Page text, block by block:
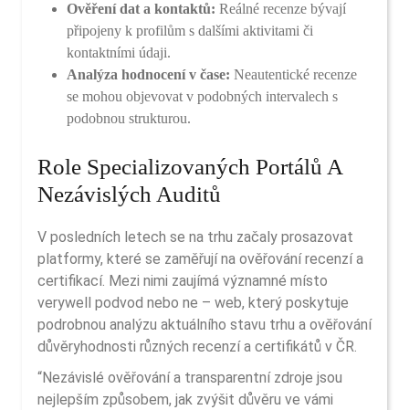
Ověření dat a kontaktů: Reálné recenze bývají
připojeny k profilům s dalšími aktivitami či
kontaktními údaji.
Analýza hodnocení v čase: Neautentické recenze
se mohou objevovat v podobných intervalech s
podobnou strukturou.
Role Specializovaných Portálů A
Nezávislých Auditů
V posledních letech se na trhu začaly prosazovat
platformy, které se zaměřují na ověřování recenzí a
certifikací. Mezi nimi zaujímá významné místo
verywell podvod nebo ne – web, který poskytuje
podrobnou analýzu aktuálního stavu trhu a ověřování
důvěryhodnosti různých recenzí a certifikátů v ČR.
“Nezávislé ověřování a transparentní zdroje jsou
nejlepším způsobem, jak zvýšit důvěru ve vámi